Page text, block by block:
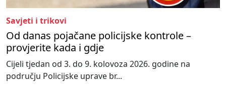
Savjeti i trikovi
Od danas pojačane policijske kontrole –
provjerite kada i gdje
Cijeli tjedan od 3. do 9. kolovoza 2026. godine na
području Policijske uprave br...